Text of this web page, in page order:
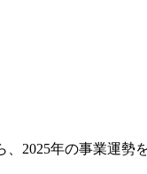
2025年の事業運勢